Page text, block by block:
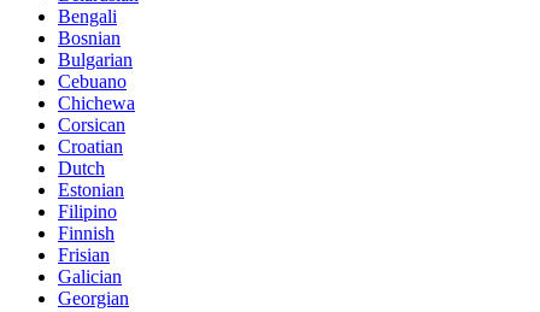
Bengali
Bosnian
Bulgarian
Cebuano
Chichewa
Corsican
Croatian
Dutch
Estonian
Filipino
Finnish
Frisian
Galician
Georgian